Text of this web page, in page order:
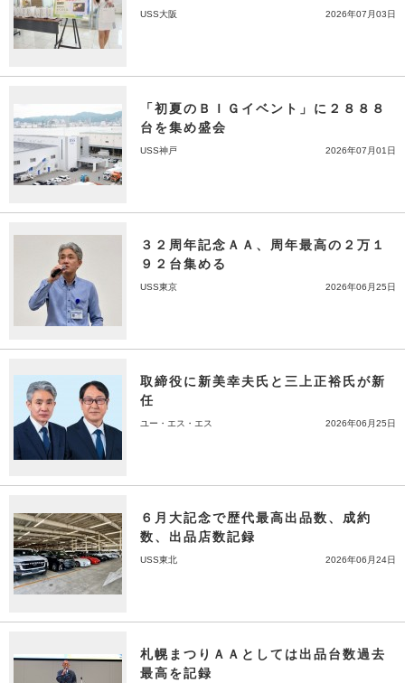
USS大阪 2026年07月03日
「初夏のＢＩＧイベント」に２８８８
台を集め盛会
USS神戸 2026年07月01日
３２周年記念ＡＡ、周年最高の２万１
９２台集める
USS東京 2026年06月25日
取締役に新美幸夫氏と三上正裕氏が新
任
ユー・エス・エス 2026年06月25日
６月大記念で歴代最高出品数、成約
数、出品店数記録
USS東北 2026年06月24日
札幌まつりＡＡとしては出品台数過去
最高を記録